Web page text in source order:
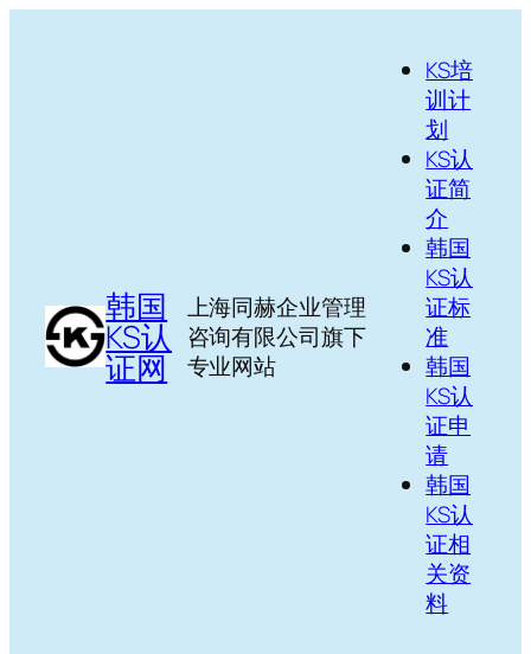
韩国
KS认
证网
上海同赫企业管理
咨询有限公司旗下
专业网站
KS培
训计
划
KS认
证简
介
韩国
KS认
证标
准
韩国
KS认
证申
请
韩国
KS认
证相
关资
料